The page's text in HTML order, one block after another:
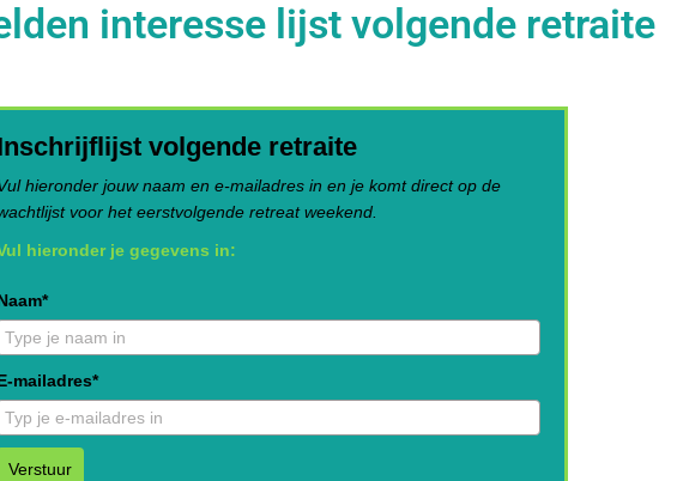
interesse lijst volgende retraite
volgende retraite
hieronder jouw naam en e-mailadres in en je komt direct op de
voor het eerstvolgende retreat weekend.
hieronder je gegevens in:
mailadres*
Verstuur